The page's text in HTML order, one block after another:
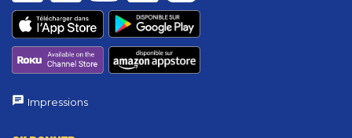
Impressions